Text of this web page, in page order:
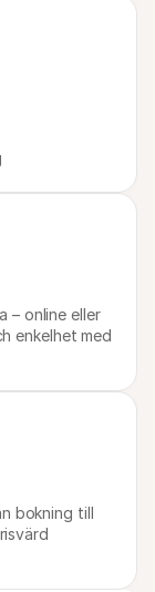
– online eller
enkelhet med
bokning till